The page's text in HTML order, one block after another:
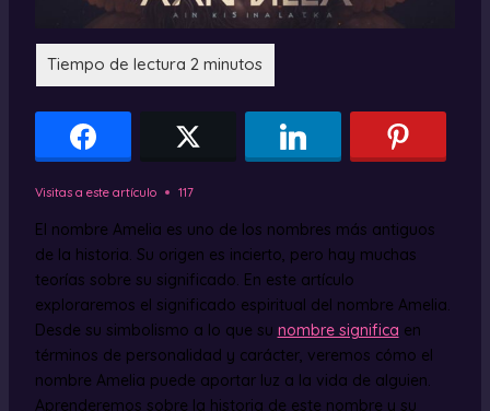
Visitas a este artículo 117
El nombre Amelia es uno de los nombres más antiguos
de la historia. Su origen es incierto, pero hay muchas
teorías sobre su significado. En este artículo
exploraremos el significado espiritual del nombre Amelia.
Desde su simbolismo a lo que su nombre significa en
términos de personalidad y carácter, veremos cómo el
nombre Amelia puede aportar luz a la vida de alguien.
Aprenderemos sobre la historia de este nombre y su